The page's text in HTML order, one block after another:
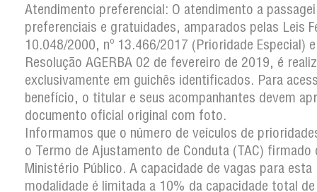
Atendimento preferencial: O atendimento a
preferenciais e gratuidades, amparados pelas Leis
10.048/2000, nº 13.466/2017 (Prioridade Especial) e
Resolução AGERBA 02 de fevereiro de 2019, é
exclusivamente em guichês identificados. Para
benefício, o titular e seus acompanhantes devem
documento oficial original com foto.
Informamos que o número de veículos de
o Termo de Ajustamento de Conduta (TAC) firmado
Ministério Público. A capacidade de vagas para esta
modalidade é limitada a 10% da capacidade total